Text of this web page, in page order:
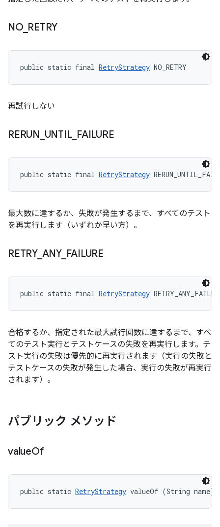
NO_ RETRY
public static final RetryStrategy NO_RETRY
再試行しない
RERUN UNTIL_ FAILURE
public static final RetryStrategy
最大数に達するか、失敗が発生するまで、すべてのテスト
を再実行します（いずれか早い方）。
RETRY_ ANY_ FAILURE
public static final RetryStrategy
合格するか、指定された最大試行回数に達するまで、すべ
てのテスト実行とテストケースの失敗を再実行します。テ
スト実行の失敗は優先的に再実行されます（実行の失敗と
テストケースの失敗が発生した場合、実行の失敗が再実行
されます）。
パブリック メソッド
valueOf
public static RetryStrategy valueOf (String name)